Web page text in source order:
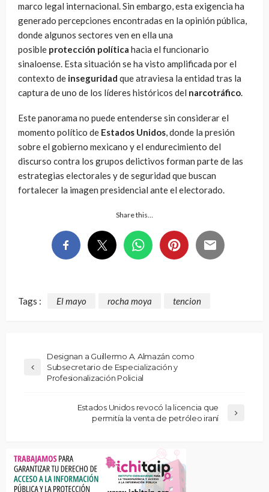
marco legal internacional. Sin embargo, esta exigencia ha
generado percepciones encontradas en la opinión pública,
donde algunos sectores ven en ella una
posible protección política hacia el funcionario
sinaloense. Esta situación se ha visto amplificada por el
contexto de inseguridad que atraviesa la entidad tras la
captura de uno de los líderes históricos del narcotráfico.
Este panorama no puede entenderse sin considerar el
momento político de Estados Unidos, donde la presión
sobre el gobierno mexicano y el endurecimiento del
discurso contra los grupos delictivos forman parte de las
estrategias electorales y de seguridad que buscan
fortalecer la imagen presidencial ante el electorado.
Share this…
Tags : El mayo rocha moya tencion
Designan a Guillermo A. Almazán como
Subsecretario de Especialización y
Profesionalización Policial
Estados Unidos revocó la licencia que
permitía la venta de petróleo iraní